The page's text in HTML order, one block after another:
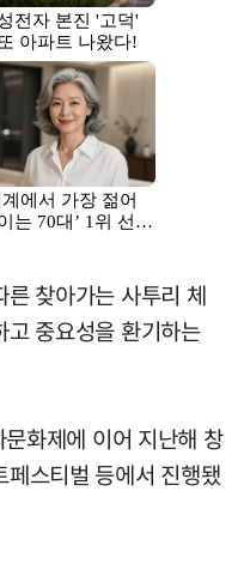
찾아가는 사투리 체
중요성을 환기하는
화제에 이어 지난해 창
스티벌 등에서 진행됐